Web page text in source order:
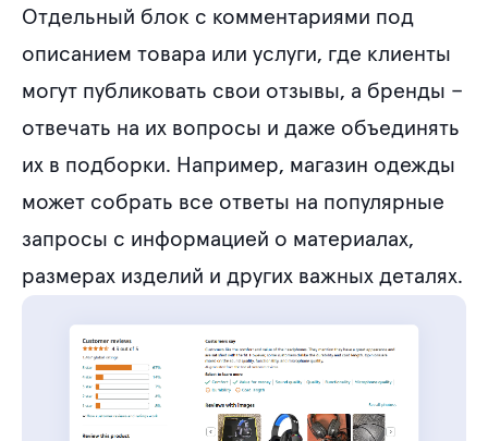
Отдельный блок с комментариями под
описанием товара или услуги, где клиенты
могут публиковать свои отзывы, а бренды –
отвечать на их вопросы и даже объединять
их в подборки. Например, магазин одежды
может собрать все ответы на популярные
запросы с информацией о материалах,
размерах изделий и других важных деталях.